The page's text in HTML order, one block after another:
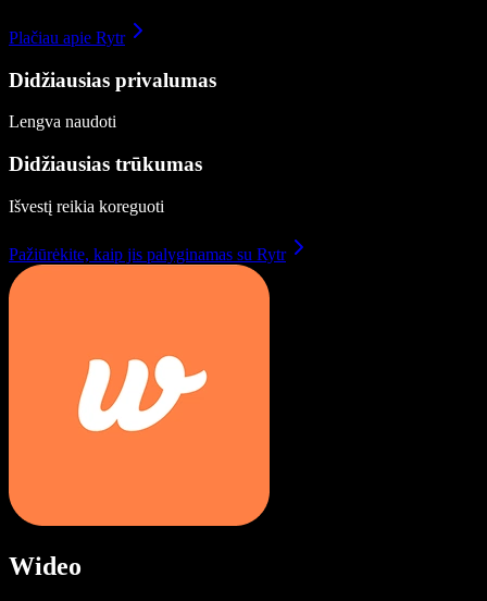
Plačiau apie Rytr
Didžiausias privalumas
Lengva naudoti
Didžiausias trūkumas
Išvestį reikia koreguoti
Pažiūrėkite, kaip jis palyginamas su Rytr
Wideo